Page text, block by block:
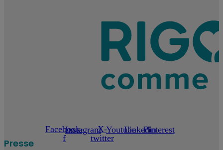
Facebook-
f
InstagramX-
twitter
YoutubeLinkedinPinterest
Presse